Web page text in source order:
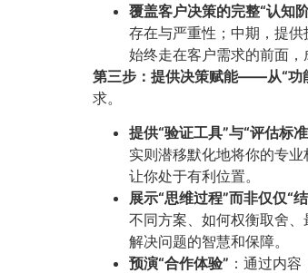
覆盖客户决策的完整“认知
存在与严重性；中期，提
始终走在客户需求的前面，
第三步：提供决策赋能——从“功
求。
提供“验证工具”与“评估标
实则潜移默化地将你的专
让你处于有利位置。
展示“思维过程”而非仅仅“
不同方案、如何权衡取舍
解决问题的智慧和保障。
预演“合作体验”​ ：通过内